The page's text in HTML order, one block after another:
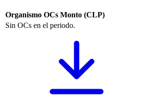
Organismo OCs Monto (CLP)
Sin OCs en el periodo.